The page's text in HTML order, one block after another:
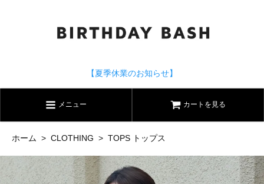
【夏季休業のお知らせ】
メニュー カートを見る
ホーム > CLOTHING > TOPS トップス